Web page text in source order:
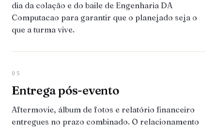
dia da colação e do baile de Engenharia DA
Computacao para garantir que o planejado seja o
que a turma vive.
05
Entrega pós-evento
Aftermovie, álbum de fotos e relatório financeiro
entregues no prazo combinado. O relacionamento